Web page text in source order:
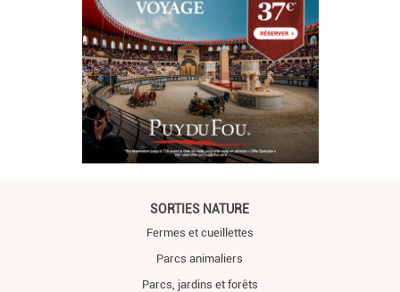
SORTIES NATURE
Fermes et cueillettes
Parcs animaliers
Parcs, jardins et forêts